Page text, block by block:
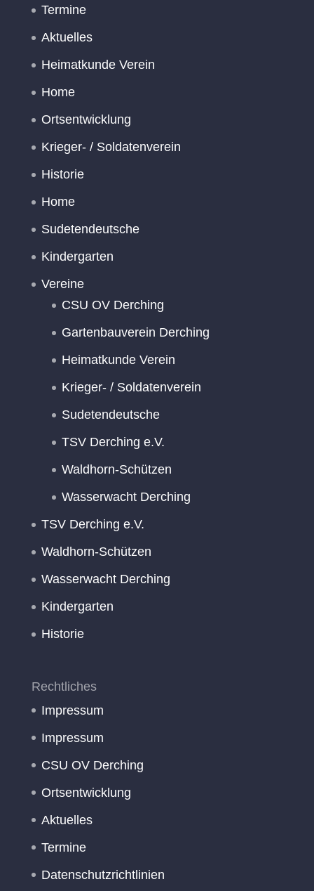
Termine
Aktuelles
Heimatkunde Verein
Home
Ortsentwicklung
Krieger- / Soldatenverein
Historie
Home
Sudetendeutsche
Kindergarten
Vereine
CSU OV Derching
Gartenbauverein Derching
Heimatkunde Verein
Krieger- / Soldatenverein
Sudetendeutsche
TSV Derching e.V.
Waldhorn-Schützen
Wasserwacht Derching
TSV Derching e.V.
Waldhorn-Schützen
Wasserwacht Derching
Kindergarten
Historie
Rechtliches
Impressum
Impressum
CSU OV Derching
Ortsentwicklung
Aktuelles
Termine
Datenschutzrichtlinien